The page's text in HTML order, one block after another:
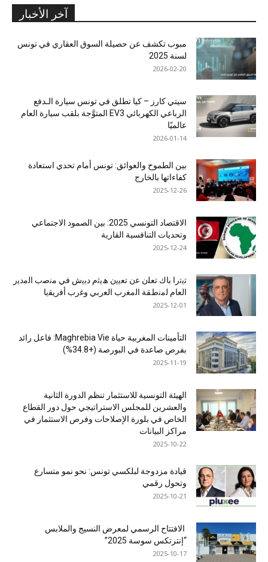
آخر الأخبار
مبوب تكشف عن حصيلة السوق العقاري في تونس
لسنة 2025
2026-02-20
سيتي كارز – كيا تطلق في تونس سيارة الـدفع
الرباعي الكهربائي EV3 المتوَّجة بلقب سيارة العام
عالميًا
2026-01-14
بين الطموح والعوائق: تونس أمام تحدي استعادة
كفاءاتها بالخارج
2025-12-26
الاقتصاد التونسي 2025: بين الصمود الاجتماعي
وتحديات التنافسية القارية
2025-12-24
ﺗﯾﺗرا ﺑﺎك ﺗﻌﻠن ﻋن ﺗﻌﯾﯾن ھﯾﺛم دﺑﯾش ﻓﻲ ﻣﻧﺻب اﻟﻣدﯾر
اﻟﻌﺎم ﻟﻣﻧطﻘﺔ اﻟﻣﻐرب اﻟﻌرﺑﻲ وﻏرب أﻓرﯾﻘﯾﺎ
2025-12-01
التأمينات المغربية حياة Maghrebia Vie: فاعل رائد
بفرص صاعدة في البورصة (+34.8%)
2025-11-19
الهيئة التونسية للاستثمار تنظم الدورة الثانية
والعشرين للمجلس الاستراتيجي حول دور القطاع
الخاص في بلورة الإصلاحات وفرص الاستثمار في
مراكز البيانات
2025-10-22
قيادة مزدوجة لبلكسي تونس: نحو نمو متسارع
وتحول رقمي
2025-10-21
الافتتاح الرسمي لمعرض النسيج والملابس
“إنترتكس سوسة 2025”
2025-10-17